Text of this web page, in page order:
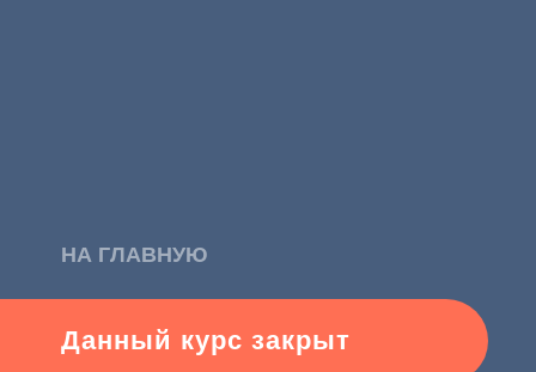
Данный курс закрыт
НА ГЛАВНУЮ